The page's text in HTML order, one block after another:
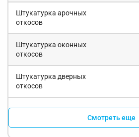
Штукатурка арочных
откосов
Штукатурка оконных
откосов
Штукатурка дверных
откосов
Смотреть еще